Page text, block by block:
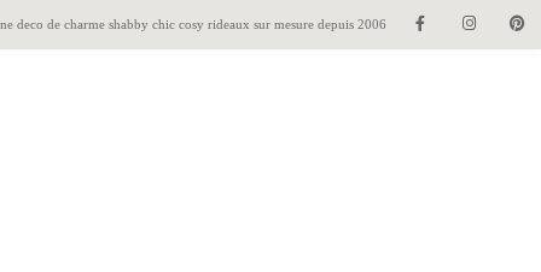
deco de charme shabby chic cosy rideaux sur mesure depuis 2006